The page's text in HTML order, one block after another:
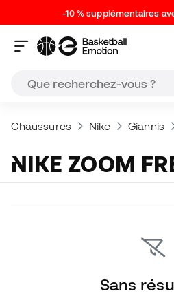
-10 % supplémentaires
Chaussures Nike Giannis
NIKE ZOOM
Sans